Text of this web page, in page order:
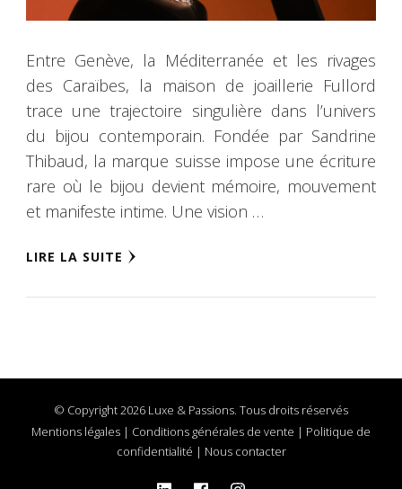
Entre Genève, la Méditerranée et les rivages
des Caraïbes, la maison de joaillerie Fullord
trace une trajectoire singulière dans l’univers
du bijou contemporain. Fondée par Sandrine
Thibaud, la marque suisse impose une écriture
rare où le bijou devient mémoire, mouvement
et manifeste intime. Une vision …
LIRE LA SUITE
© Copyright 2026 Luxe & Passions. Tous droits réservés
Mentions légales | Conditions générales de vente | Politique de
confidentialité | Nous contacter